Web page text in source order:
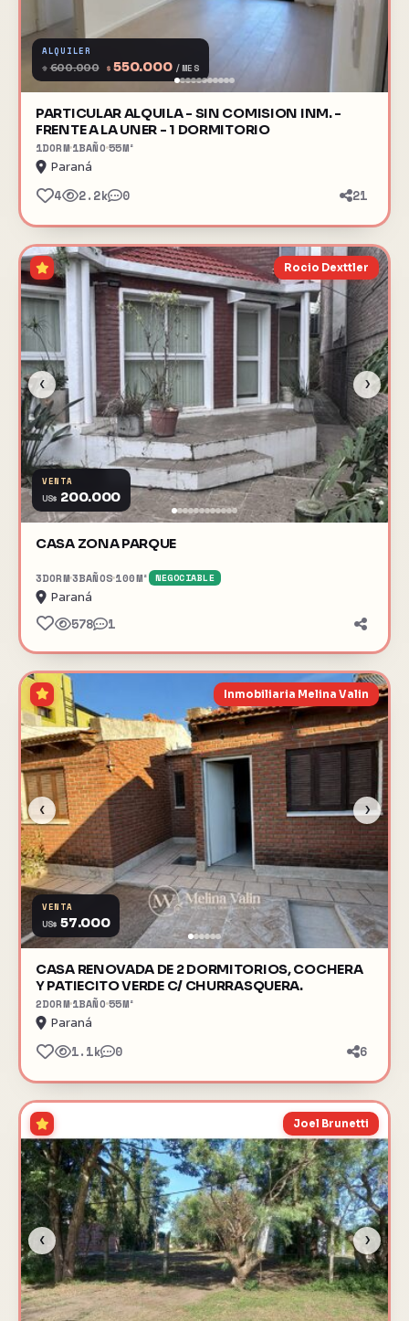
ALQUILER
$ 600.000 $ 550.000 /MES
PARTICULAR ALQUILA - SIN COMISION INM. -
FRENTE A LA UNER - 1 DORMITORIO
1DORM 1BAÑO55M²
Paraná
4 2.2k 0 21
‹ ›
Rocio Dexttler
VENTA
US$ 200.000
CASA ZONA PARQUE
3DORM3BAÑOS 100M² NEGOCIABLE
Paraná
578 1
‹ ›
Inmobiliaria Melina Valin
VENTA
US$ 57.000
CASA RENOVADA DE 2 DORMITORIOS, COCHERA
Y PATIECITO VERDE C/ CHURRASQUERA.
2DORM 1BAÑO55M²
Paraná
1.1k 0 6
‹ ›
Joel Brunetti